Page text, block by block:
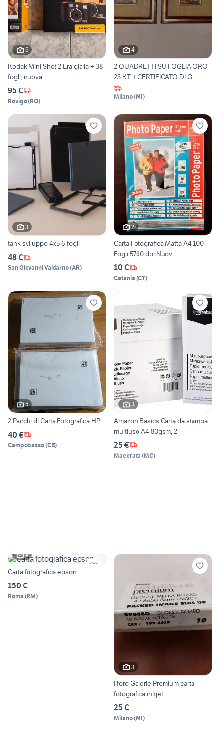
6
Kodak Mini Shot 2 Era gialla + 38
fogli, nuova
95 €
Rovigo(RO)
4
2 QUADRETTI SU FOGLIA ORO
23 KT + CERTIFICATO DI G
Milano(MI)
3
tank sviluppo 4x5 6 fogli
48 €
San Giovanni Valdarno(AR)
2
Carta Fotografica Matta A4 100
Fogli 5760 dpi Nuov
10 €
Catania (CT)
5
2 Pacchi di Carta Fotografica HP
40 €
Campobasso(CB)
3
Amazon Basics Carta da stampa
multiuso A4 80gsm, 2
25 €
Macerata (MC)
4
Carta fotografica epson
150 €
Roma (RM)
3
Ilford Galerie Premium carta
fotografica inkjet
25 €
Milano(MI)